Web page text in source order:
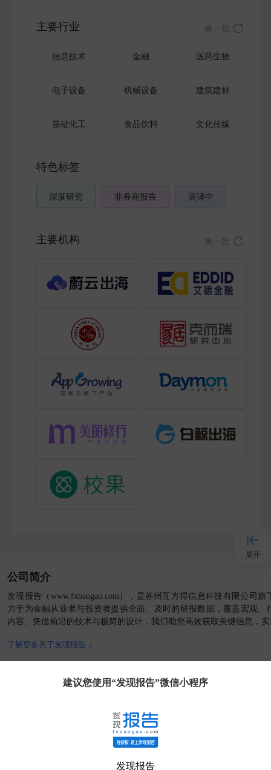
主要行业 换一批
信息技术 金融 医药生物
电子设备 机械设备 建筑建材
基础化工 食品饮料 文化传媒
特色标签
深度研究 非券商报告 英译中
主要机构 换一批
公司简介
发现报告（www.fxbaogao.com），是苏州互方得信息科技有限公司
力于为金融从业者与投资者提供全面、及时的研报数据，覆盖宏观、
内容。凭借前沿的技术与极简的设计，我们助您高效获取关键信息，
了解更多关于发现报告 >
客户端
建议您使用“发现报告”微信小程序
发现报告
展开
接入AI
小程序
APP